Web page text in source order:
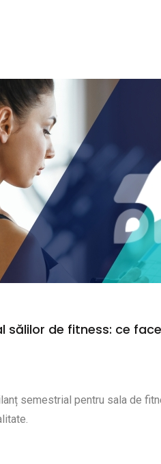
sălilor de fitness: ce
semestrial pentru sala de